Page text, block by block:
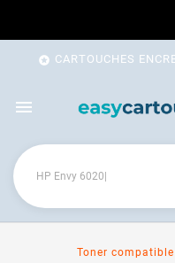
 CARTOUCHES

Toner